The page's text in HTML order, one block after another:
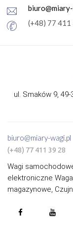
(+48) 77 411
ul. Smaków 9,
biuro@miary-wagi.pl
(+48) 77 411 39 28
Wagi
elektroniczne
magazynowe,